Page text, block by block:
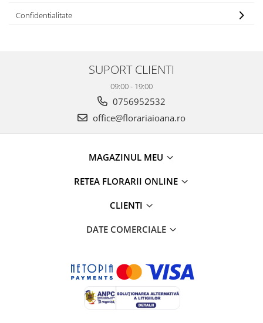
Confidentialitate
SUPORT CLIENTI
09:00 - 19:00
0756952532
office@florariaioana.ro
MAGAZINUL MEU
RETEA FLORARII ONLINE
CLIENTI
DATE COMERCIALE